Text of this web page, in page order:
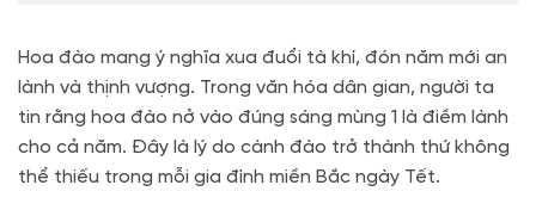
Hoa đào mang ý nghĩa xua đuổi tà khí, đón năm mới an
lành và thịnh vượng. Trong văn hóa dân gian, người ta
tin rằng hoa đào nở vào đúng sáng mùng 1 là điềm lành
cho cả năm. Đây là lý do cành đào trở thành thứ không
thể thiếu trong mỗi gia đình miền Bắc ngày Tết.